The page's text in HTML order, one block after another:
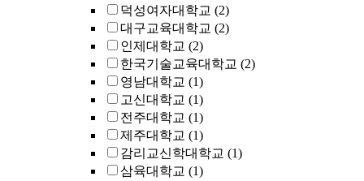
덕성여자대학교 (2)
대구교육대학교 (2)
인제대학교 (2)
한국기술교육대학교 (2)
영남대학교 (1)
고신대학교 (1)
전주대학교 (1)
제주대학교 (1)
감리교신학대학교 (1)
삼육대학교 (1)